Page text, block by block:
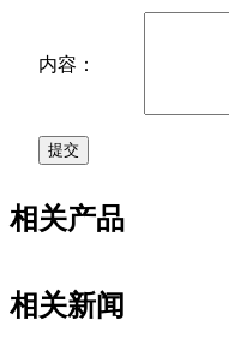
内容：
相关产品
相关新闻